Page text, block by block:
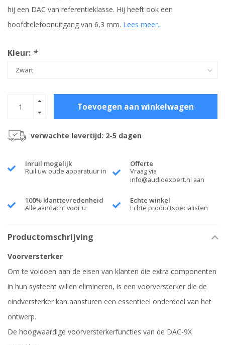
hij een DAC van referentieklasse. Hij heeft ook een
hoofdtelefoonuitgang van 6,3 mm. Lees meer..
Kleur: *
Toevoegen aan winkelwagen
verwachte levertijd: 2-5 dagen
Inruil mogelijk
Ruil uw oude apparatuur in
Offerte
Vraag via
info@audioexpert.nl aan
100% klanttevredenheid
Alle aandacht voor u
Echte winkel
Echte productspecialisten
Productomschrijving
Voorversterker
Om te voldoen aan de eisen van klanten die extra componenten
in hun systeem willen elimineren, is een voorversterker die de
eindversterker kan aansturen een essentieel onderdeel van het
ontwerp.
De hoogwaardige voorversterkerfuncties van de DAC-9X